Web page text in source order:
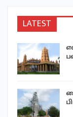
LATEST